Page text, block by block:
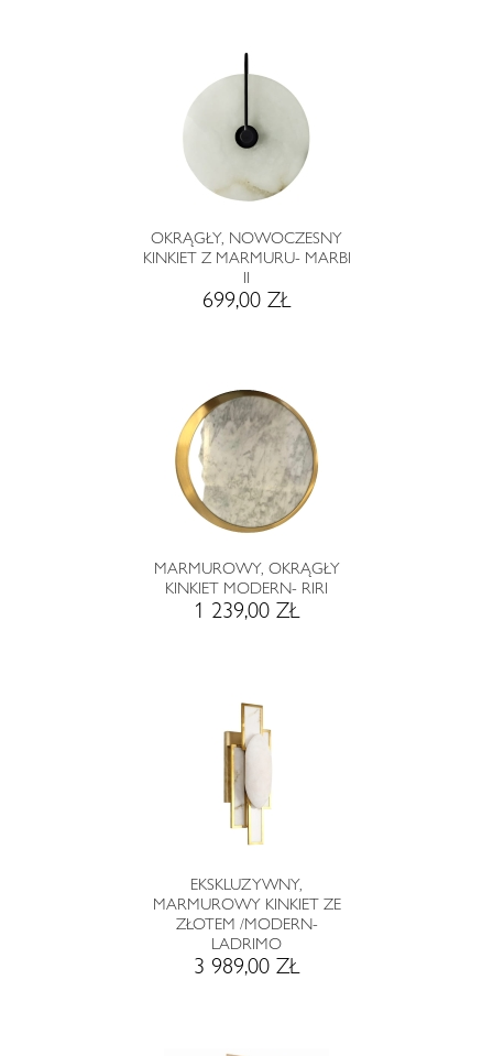
OKRĄGŁY, NOWOCZESNY
KINKIET Z MARMURU- MARBI
II
699,00 ZŁ
MARMUROWY, OKRĄGŁY
KINKIET MODERN- RIRI
1 239,00 ZŁ
EKSKLUZYWNY,
MARMUROWY KINKIET ZE
ZŁOTEM /MODERN-
LADRIMO
3 989,00 ZŁ